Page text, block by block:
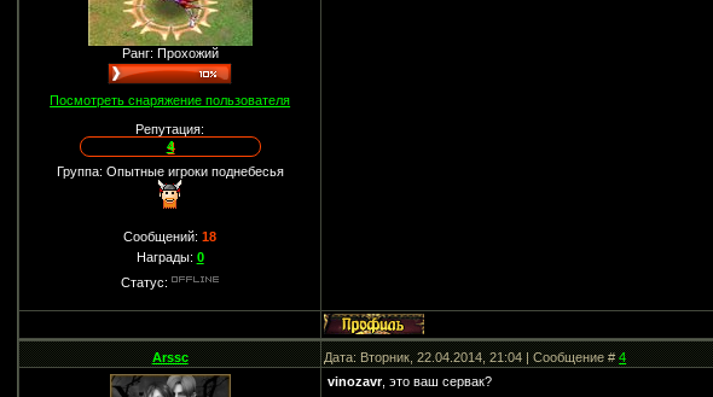
Ранг: Прохожий
Посмотреть снаряжение пользователя
Репутация:
4
Группа: Опытные игроки поднебесья
Сообщений:18
Награды: 0
Статус:
Arssc Дата: Вторник, 22.04.2014, 21:04 | Сообщение #4
vinozavr, это ваш сервак?